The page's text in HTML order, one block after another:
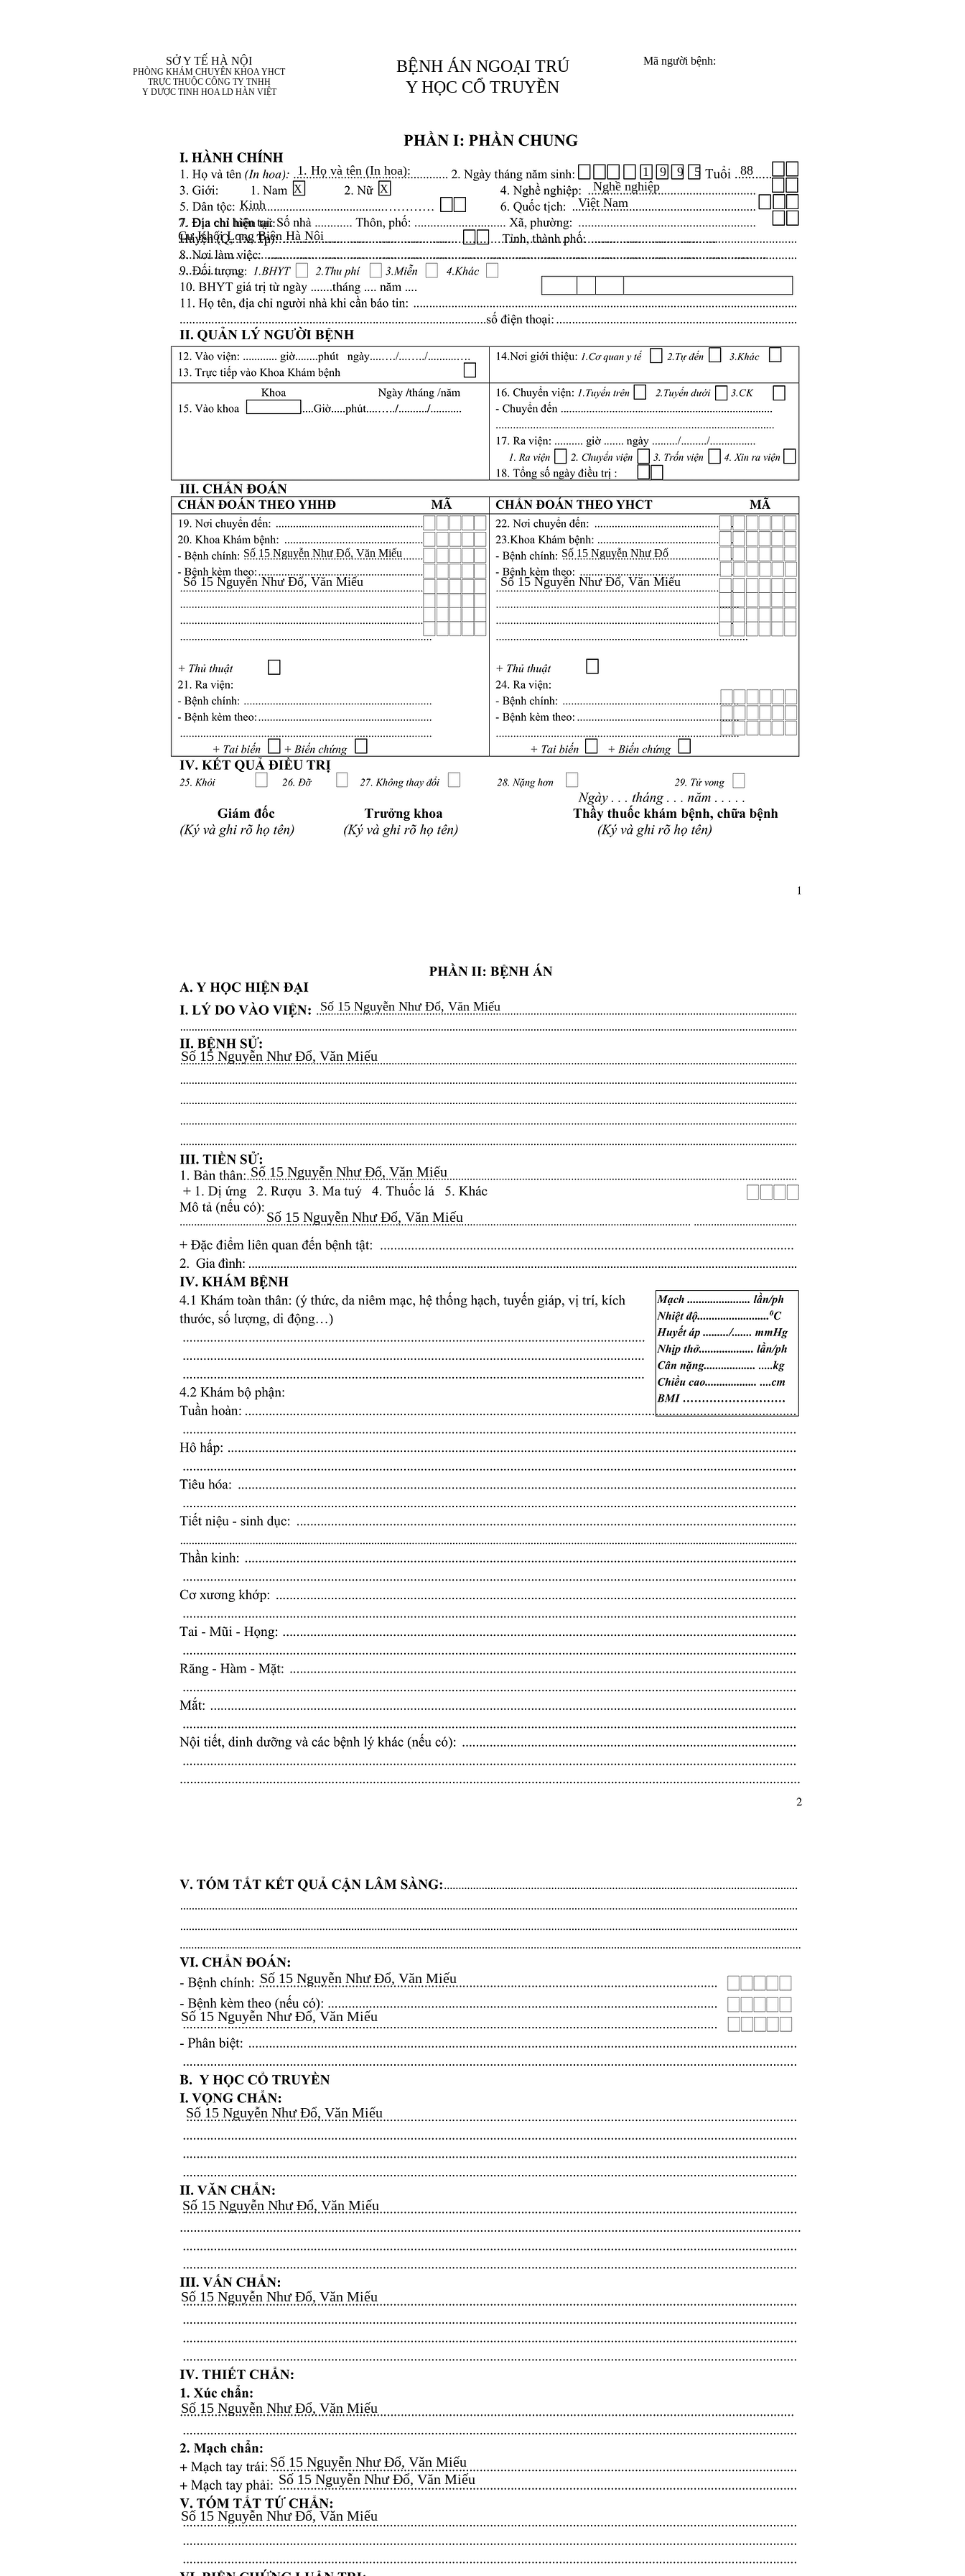
SỞ Y TẾ HÀ NỘI
PHÒNG KHÁM CHUYÊN KHOA YHCT
TRỰC THUỘC CÔNG TY TNHH
Y DƯỢC TINH HOA LD HÀN VIỆT
BỆNH ÁN NGOẠI TRÚ
Y HỌC CỔ TRUYỀN
Mã người bệnh:
1. Họ và tên (In hoa): 1 9 9 5 88
X X
Nghề nghiệp
Việt Nam
Kinh
7. Địa chỉ hiện tại:
......................................................................................................................................................
....................................................................................................................................................................
..................
Cự Khối Long Biên Hà Nội
Số 15 Nguyễn Như Đổ, Văn Miếu
Số 15 Nguyễn Như Đổ, Văn Miếu
Số 15 Nguyễn Như Đổ
Số 15 Nguyễn Như Đổ, Văn Miếu
Số 15 Nguyễn Như Đổ, Văn Miếu
Số 15 Nguyễn Như Đổ, Văn Miếu​​​​
Số 15 Nguyễn Như Đổ, Văn Miếu​​​​
Số 15 Nguyễn Như Đổ, Văn Miếu​​​​
Số 15 Nguyễn Như Đổ, Văn Miếu​​​​
Số 15 Nguyễn Như Đổ, Văn Miếu​​​​
Số 15 Nguyễn Như Đổ, Văn Miếu​​​​
Số 15 Nguyễn Như Đổ, Văn Miếu​​​​
Số 15 Nguyễn Như Đổ, Văn Miếu​​​​
Số 15 Nguyễn Như Đổ, Văn Miếu​​​​
Số 15 Nguyễn Như Đổ, Văn Miếu​​​​
Số 15 Nguyễn Như Đổ, Văn Miếu​​​​
Số 15 Nguyễn Như Đổ, Văn Miếu​​​​